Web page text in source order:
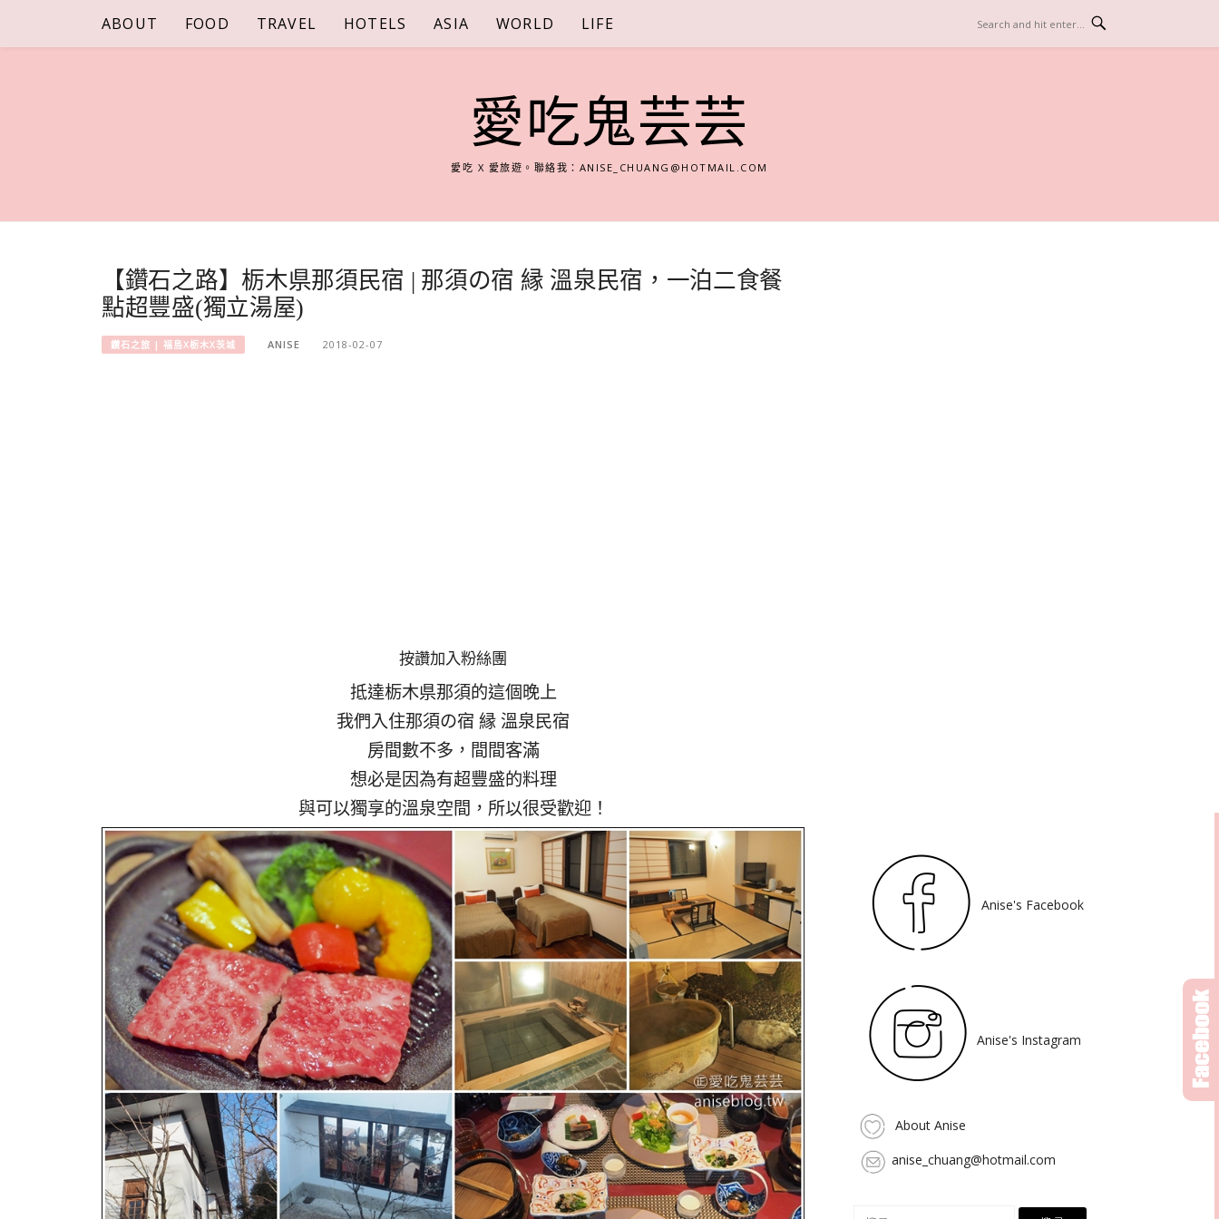
content
ABOUT FOOD TRAVEL HOTELS ASIA WORLD LIFE
愛吃鬼芸芸
愛吃 X 愛旅遊。聯絡我： ANISE_CHUANG@HOTMAIL.COM
【鑽石之路】栃木県那須民宿 | 那須の宿 縁 溫泉民宿，一泊二食餐
點超豐盛(獨立湯屋)
鑽石之旅 | 福島X栃木X茨城 ANISE 2018-02-07
按讚加入粉絲團
抵達栃木県那須的這個晚上
我們入住那須の宿 縁 溫泉民宿
房間數不多，間間客滿
想必是因為有超豐盛的料理
與可以獨享的溫泉空間，所以很受歡迎！
Anise's Facebook
Anise's Instagram
About Anise
anise_chuang@hotmail.com